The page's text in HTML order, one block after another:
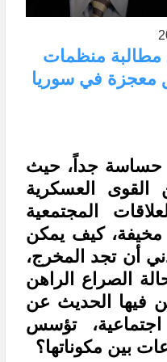
مطالبة منظمات
معجزة في سوريا
حساسة جداً، حيث
القوى العسكرية
المجتمعية
مخيفة، كيف يمكن
أن تجد المخرج،
الصراع الراهن
فيها الحديث عن
تؤسس
بين مكوناتها؟